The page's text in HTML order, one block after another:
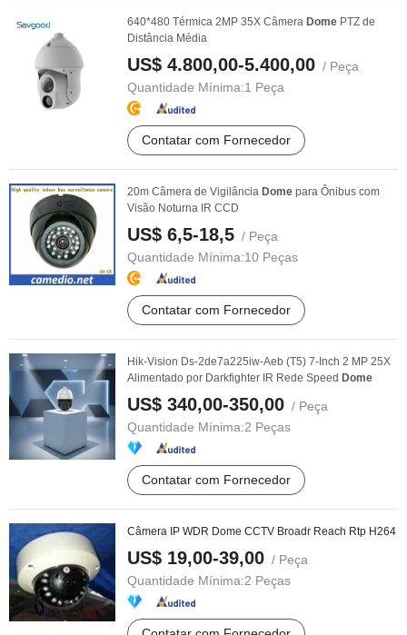
640*480 Térmica 2MP 35X Câmera Dome PTZ de
Distância Média
US$ 4.800,00-5.400,00 / Peça
Quantidade Mínima:1 Peça
Contatar com Fornecedor
20m Câmera de Vigilância Dome para Ônibus com
Visão Noturna IR CCD
US$ 6,5-18,5 / Peça
Quantidade Mínima:10 Peças
Contatar com Fornecedor
Hik-Vision Ds-2de7a225iw-Aeb (T5) 7-Inch 2 MP 25X
Alimentado por Darkfighter IR Rede Speed Dome
US$ 340,00-350,00 / Peça
Quantidade Mínima:2 Peças
Contatar com Fornecedor
Câmera IP WDR Dome CCTV Broadr Reach Rtp H264
US$ 19,00-39,00 / Peça
Quantidade Mínima:2 Peças